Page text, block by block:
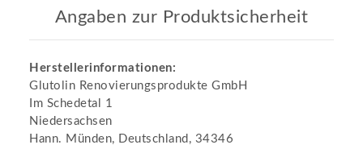
Angaben zur Produktsicherheit
Herstellerinformationen:
Glutolin Renovierungsprodukte GmbH
Im Schedetal 1
Niedersachsen
Hann. Münden, Deutschland, 34346